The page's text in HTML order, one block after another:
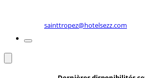
sainttropez@hotelsezz.com